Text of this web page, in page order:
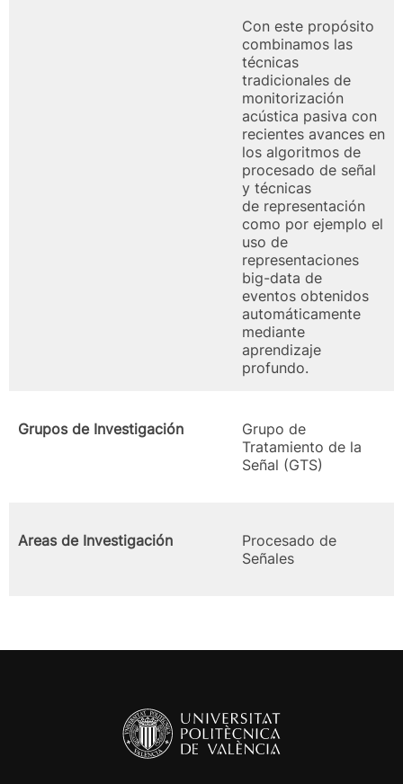
Con este propósito
combinamos las
técnicas
tradicionales de
monitorización
acústica pasiva con
recientes avances en
los algoritmos de
procesado de señal
y técnicas
de representación
como por ejemplo el
uso de
representaciones
big-data de
eventos obtenidos
automáticamente
mediante
aprendizaje
profundo.
Grupos de Investigación
Grupo de
Tratamiento de la
Señal (GTS)
Areas de Investigación
Procesado de
Señales